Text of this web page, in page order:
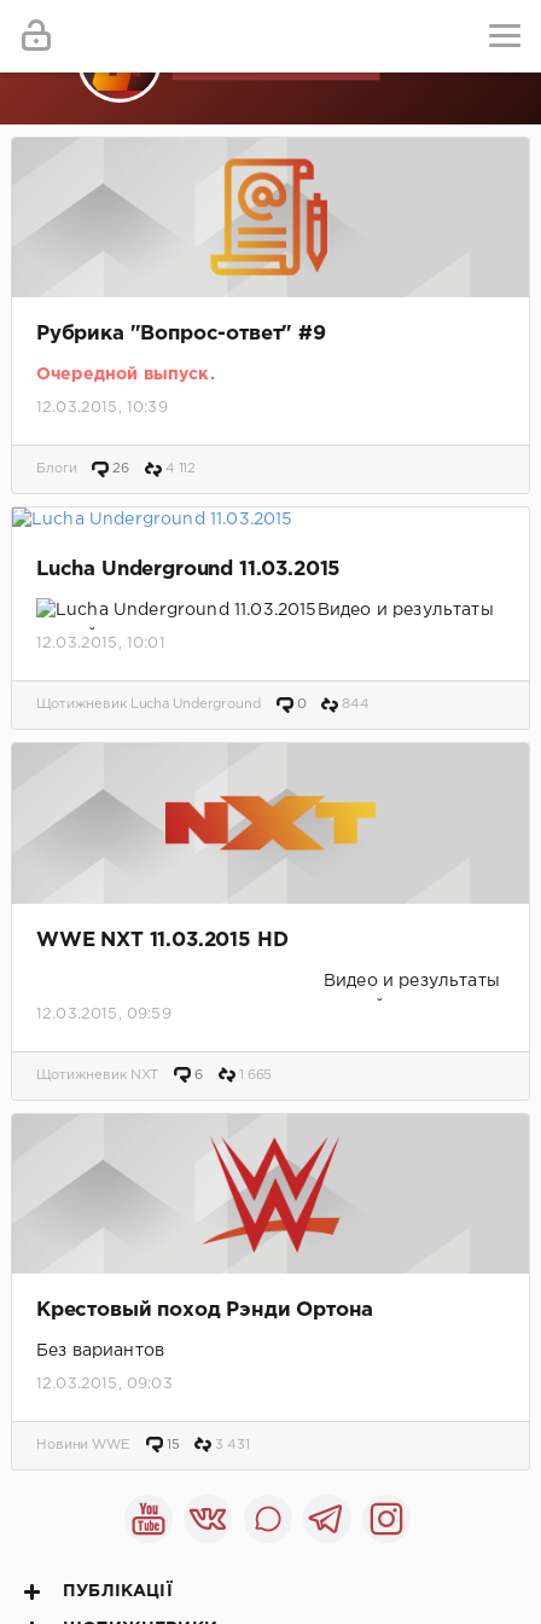
Рубрика "Вопрос-ответ" #9
Очередной выпуск.
12.03.2015, 10:39
Блоги 26 4 112
Lucha Underground 11.03.2015
Видео и результаты
матчей.
12.03.2015, 10:01
Щотижневик Lucha Underground 0 844
WWE NXT 11.03.2015 HD
Видео и результаты
12.03.2015, 09:59
Щотижневик NXT 6 1 665
Крестовый поход Рэнди Ортона
Без вариантов
12.03.2015, 09:03
Новини WWE 15 3 431
ПУБЛІКАЦІЇ